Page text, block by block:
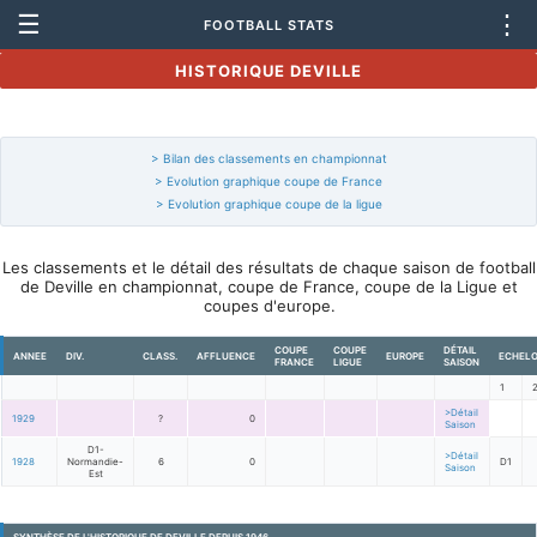
☰ FOOTBALL STATS ⋮
HISTORIQUE DEVILLE
> Bilan des classements en championnat
> Evolution graphique coupe de France
> Evolution graphique coupe de la ligue
Les classements et le détail des résultats de chaque saison de football
de Deville en championnat, coupe de France, coupe de la Ligue et
coupes d'europe.
ANNEE DIV. CLASS. AFFLUENCE
COUPE
FRANCE
COUPE
LIGUE
EUROPE
DÉTAIL
SAISON
1 2
1929 ? 0
>Détail
Saison
1928
D1-
Normandie-
Est
6 0
>Détail
Saison
D1